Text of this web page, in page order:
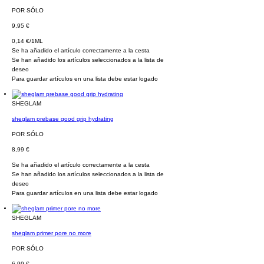
POR SÓLO
9,95 €
0,14 €/1ML
Se ha añadido el artículo correctamente a la cesta
Se han añadido los artículos seleccionados a la lista de
deseo
Para guardar artículos en una lista debe estar logado
SHEGLAM
sheglam prebase good grip hydrating
POR SÓLO
8,99 €
Se ha añadido el artículo correctamente a la cesta
Se han añadido los artículos seleccionados a la lista de
deseo
Para guardar artículos en una lista debe estar logado
SHEGLAM
sheglam primer pore no more
POR SÓLO